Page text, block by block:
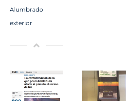
Alumbrado
exterior